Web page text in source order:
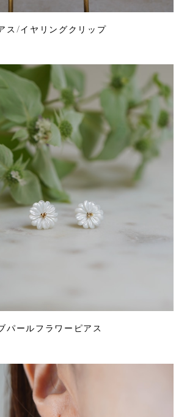
ス/イヤリングクリップ
パールフラワーピアス